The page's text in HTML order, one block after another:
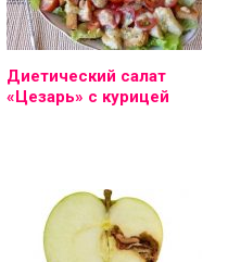
Диетический салат
«Цезарь» с курицей